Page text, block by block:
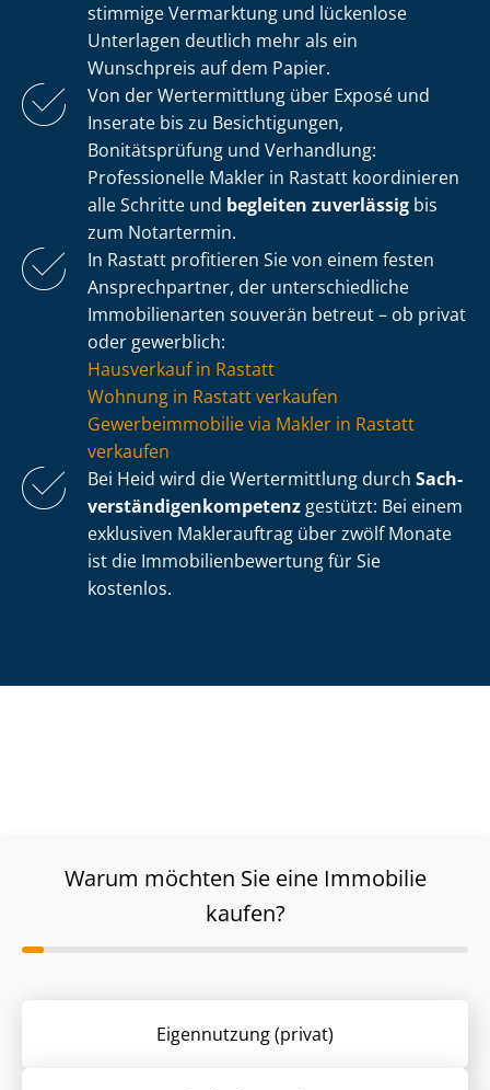
stimmige Vermarktung und lückenlose
Unterlagen deutlich mehr als ein
Wunschpreis auf dem Papier.
Von der Wertermittlung über Exposé und
Inserate bis zu Besichtigungen,
Bonitätsprüfung und Verhandlung:
Professionelle Makler in Rastatt koordinieren
alle Schritte und begleiten zuverlässig bis
zum Notartermin.
In Rastatt profitieren Sie von einem festen
Ansprechpartner, der un­ter­schied­li­che
Immobilienarten souverän betreut – ob privat
oder gewerblich:
Hausverkauf in Rastatt
Wohnung in Rastatt verkaufen
Ge­wer­be­im­mo­bi­lie via Makler in Rastatt
verkaufen
Bei Heid wird die Wertermittlung durch Sach­
ver­stän­di­gen­kom­pe­tenz gestützt: Bei einem
exklusiven Maklerauftrag über zwölf Monate
ist die Im­mo­bi­li­en­be­wer­tung für Sie
kostenlos.
Warum möchten Sie eine Immobilie
kaufen?
Eigennutzung (privat)